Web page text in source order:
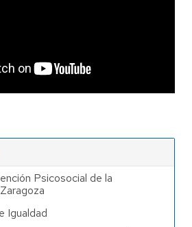
Psicosocial de la
Igualdad